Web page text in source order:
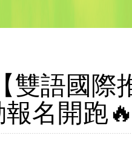
雙語國際
名開跑